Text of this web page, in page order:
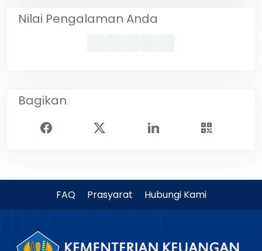
Nilai Pengalaman Anda
Bagikan
FAQ Prasyarat Hubungi Kami